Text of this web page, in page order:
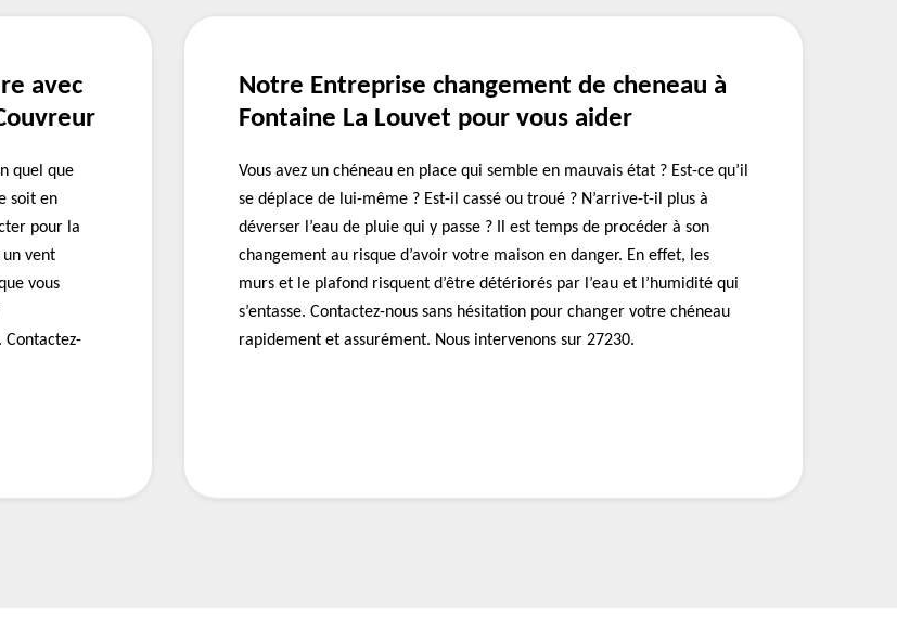
avec
quel que
soit en
pour la
vent
vous
Notre Entreprise changement de cheneau à
Fontaine La Louvet pour vous aider
Vous avez un chéneau en place qui semble en mauvais état ? Est-ce qu’il
se déplace de lui-même ? Est-il cassé ou troué ? N’arrive-t-il plus à
déverser l’eau de pluie qui y passe ? Il est temps de procéder à son
changement au risque d’avoir votre maison en danger. En effet, les
murs et le plafond risquent d’être détériorés par l’eau et l’humidité qui
s’entasse. Contactez-nous sans hésitation pour changer votre chéneau
rapidement et assurément. Nous intervenons sur 27230.